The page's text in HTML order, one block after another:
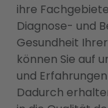
ihre
Diagnose- und
Gesundheit
können Sie auf
und
Dadurch